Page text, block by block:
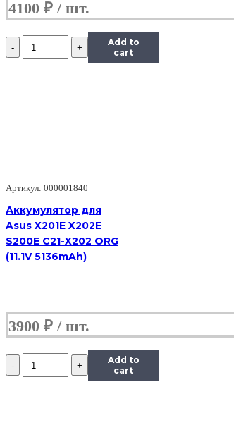
4100 ₽
Количество
Аккумулятор
Add to
cart
Артикул: 000001840
Аккумулятор для
Asus X201E X202E
S200E C21-X202 ORG
(11.1V 5136mAh)
3900 ₽
Количество
Аккумулятор
Add to
cart